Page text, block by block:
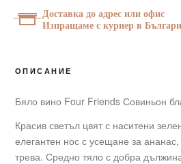
Доставка до адрес или офис
Изпращаме с куриер в
ОПИСАНИЕ
Бяло вино Four Friends Совиньон
Красив светъл цвят с наситени
елегантен нос с усещане за
трева. Средно тяло с добра